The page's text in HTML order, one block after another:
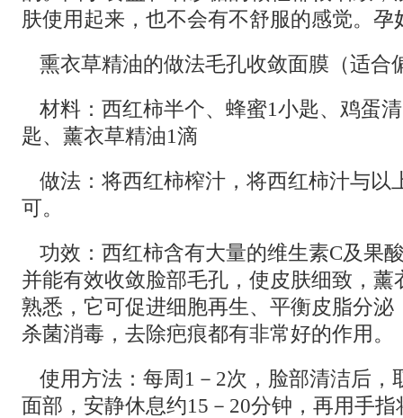
肤使用起来，也不会有不舒服的感觉。孕
熏衣草精油的做法毛孔收敛面膜（适合
材料：西红柿半个、蜂蜜1小匙、鸡蛋
匙、薰衣草精油1滴
做法：将西红柿榨汁，将西红柿汁与以
可。
功效：西红柿含有大量的维生素C及果
并能有效收敛脸部毛孔，使皮肤细致，薰
熟悉，它可促进细胞再生、平衡皮脂分泌
杀菌消毒，去除疤痕都有非常好的作用。
使用方法：每周1－2次，脸部清洁后，
面部，安静休息约15－20分钟，再用手